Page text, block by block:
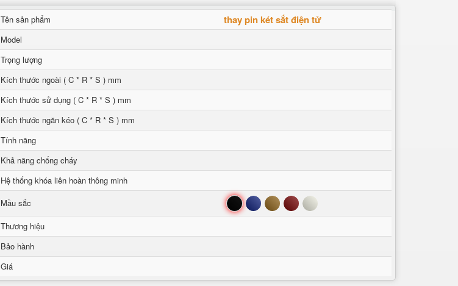
Tên sản phẩm thay pin két sắt điện tử
Model
Trọng lượng
Kích thước ngoài ( C * R * S ) mm
Kích thước sử dụng ( C * R * S ) mm
Kích thước ngăn kéo ( C * R * S ) mm
Tính năng
Khả năng chống cháy
Hệ thống khóa liên hoàn thông minh
Mầu sắc
Đen Xanh Nâu Đỏ Trắng
Thương hiệu
Bảo hành
Giá